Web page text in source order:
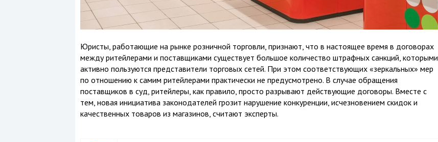
Юристы, работающие на рынке розничной торговли, признают, что в настоящее время в договорах
между ритейлерами и поставщиками существует большое количество штрафных санкций, которыми
активно пользуются представители торговых сетей. При этом соответствующих «зеркальных» мер
по отношению к самим ритейлерами практически не предусмотрено. В случае обращения
поставщиков в суд, ритейлеры, как правило, просто разрывают действующие договоры. Вместе с
тем, новая инициатива законодателей грозит нарушение конкуренции, исчезновением скидок и
качественных товаров из магазинов, считают эксперты.